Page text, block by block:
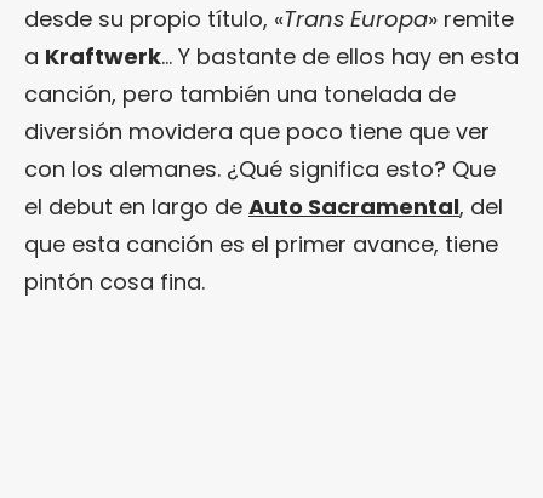
desde su propio título, «Trans Europa» remite
a Kraftwerk… Y bastante de ellos hay en esta
canción, pero también una tonelada de
diversión movidera que poco tiene que ver
con los alemanes. ¿Qué significa esto? Que
el debut en largo de Auto Sacramental, del
que esta canción es el primer avance, tiene
pintón cosa fina.